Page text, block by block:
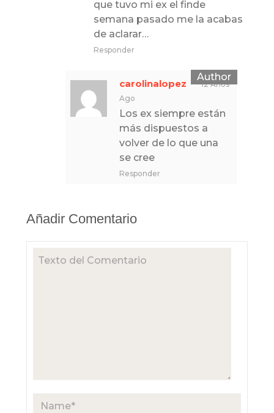
que tuvo mi ex el finde
semana pasado me la acabas
de aclarar…
Responder
carolinalopez
12 Años
Ago
Los ex siempre están
más dispuestos a
volver de lo que una
se cree
Responder
Añadir Comentario